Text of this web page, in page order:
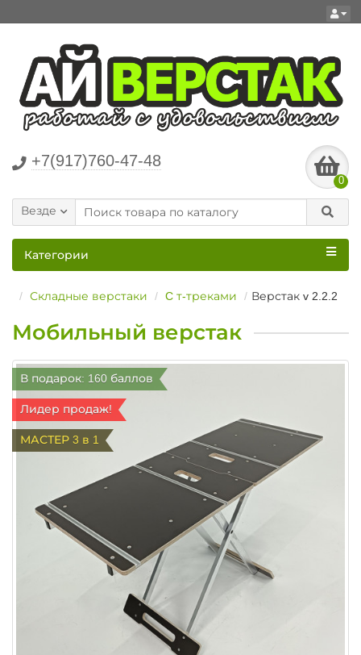
+7(917)760-47-48
0
Везде
Категории
Складные верстаки C т-треками Верстак v 2.2.2
Мобильный верстак
В подарок: 160 баллов
Лидер продаж!
МАСТЕР 3 в 1